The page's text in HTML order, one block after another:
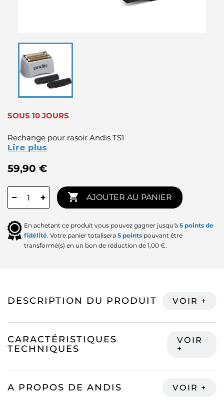
SOUS 10 JOURS
Rechange pour rasoir Andis TS1
Lire plus
59,90 €
− +  AJOUTER AU PANIER
En achetant ce produit vous pouvez gagner jusqu'à 5 points de
fidélité. Votre panier totalisera 5 points pouvant être
transformé(s) en un bon de réduction de 1,00 €.
DESCRIPTION DU PRODUIT
CARACTÉRISTIQUES
TECHNIQUES
A PROPOS DE ANDIS